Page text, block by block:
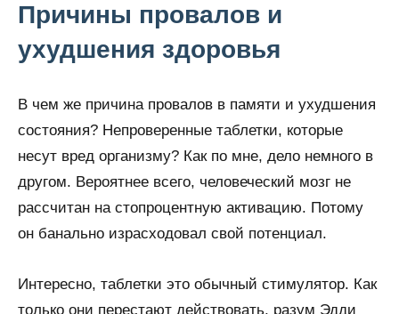
Причины провалов и
ухудшения здоровья
В чем же причина провалов в памяти и ухудшения
состояния? Непроверенные таблетки, которые
несут вред организму? Как по мне, дело немного в
другом. Вероятнее всего, человеческий мозг не
рассчитан на стопроцентную активацию. Потому
он банально израсходовал свой потенциал.
Интересно, таблетки это обычный стимулятор. Как
только они перестают действовать, разум Эдди